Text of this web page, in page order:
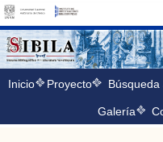
Inicio Proyecto
Galería